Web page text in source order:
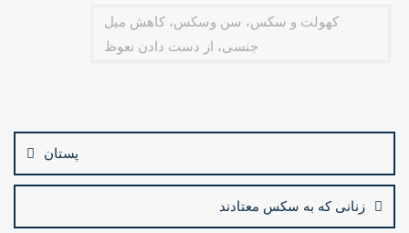
کهولت و سکس، سن وسکس، کاهش میل
جنسی، از دست دادن نعوظ
navigation
پستان
زنانی که به سکس معتادند